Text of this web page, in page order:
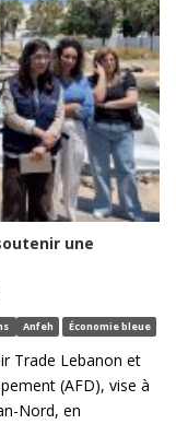
une
Anfeh Économie bleue
Trade Lebanon et
(AFD), vise à
Nord, en